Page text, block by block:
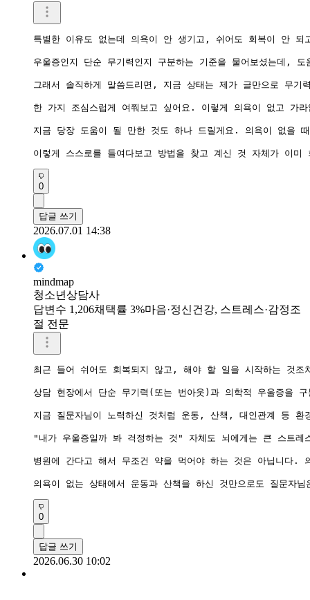
특별한 이유도 없는데 의욕이 안 생기고, 쉬어도 회복이 안
우울증인지 단순 무기력인지 구분하는 기준을 물어보셨는데
그래서 솔직하게 말씀드리면, 지금 상태는 제가 글만으로 무
한 가지 조심스럽게 여쭤보고 싶어요. 이렇게 의욕이 없고 가
지금 당장 도움이 될 만한 것도 하나 드릴게요. 의욕이 없을
이렇게 스스로를 들여다보고 방법을 찾고 계신 것 자체가 이
0
답글 쓰기
2026.07.01 14:38
mindmap
청소년상담사
답변수 1,206채택률 3%마음·정신건강, 스트레스·감정조
절 전문
최근 들어 쉬어도 회복되지 않고, 해야 할 일을 시작하는 것조
상담 현장에서 단순 무기력(또는 번아웃)과 의학적 우울증을
지금 질문자님이 노력하신 것처럼 운동, 산책, 대인관계 등
"내가 우울증일까 봐 걱정하는 것" 자체도 뇌에게는 큰 스트
병원에 간다고 해서 무조건 약을 먹어야 하는 것은 아닙니다.
0
답글 쓰기
2026.06.30 10:02